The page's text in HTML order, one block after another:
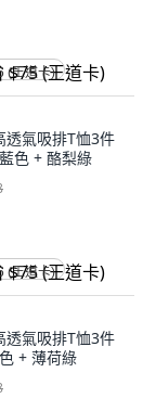
(王道卡)
氣吸排T恤3件
色 + 酪梨綠
(王道卡)
氣吸排T恤3件
+ 薄荷綠